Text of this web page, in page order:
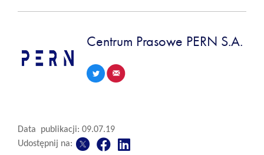
Centrum Prasowe PERN S.A.
Data publikacji: 09.07.19
Udostępnij na: